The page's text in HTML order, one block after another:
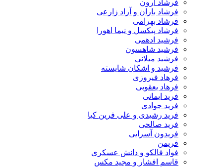
فرشاد آرون
فرشاد باران و آراد زارعی
فرشاد بهرامی
فرشاد پیکسل و نیما اهورا
فرشید ادهمی
فرشید شاهسون
فرشید میلانی
فرشید و اشکان شایسته
فرهاد فیروزی
فرهاد یعقوبی
فرید ایمانی
فرید جوادی
فرید رشیدی و علی فرین کیا
فرید صالحی
فریدون آسرایی
فریمن
فواد فالکو و دانش عسکری
قاسم افشار و مجید مکس